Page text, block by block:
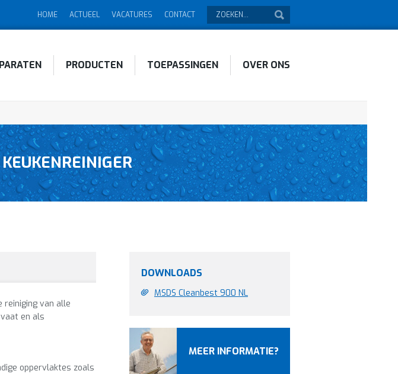
HOME ACTUEEL VACATURES CONTACT
PRODUCTEN TOEPASSINGEN OVER ONS
reiniging van alle
en als
oppervlaktes zoals
DOWNLOADS
MSDS Cleanbest 900 NL
MEER INFORMATIE?